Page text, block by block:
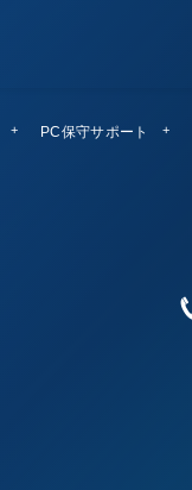
PC保守サポート
リモートメンテ